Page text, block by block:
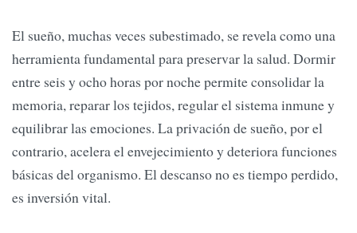
El sueño, muchas veces subestimado, se revela como una
herramienta fundamental para preservar la salud. Dormir
entre seis y ocho horas por noche permite consolidar la
memoria, reparar los tejidos, regular el sistema inmune y
equilibrar las emociones. La privación de sueño, por el
contrario, acelera el envejecimiento y deteriora funciones
básicas del organismo. El descanso no es tiempo perdido,
es inversión vital.